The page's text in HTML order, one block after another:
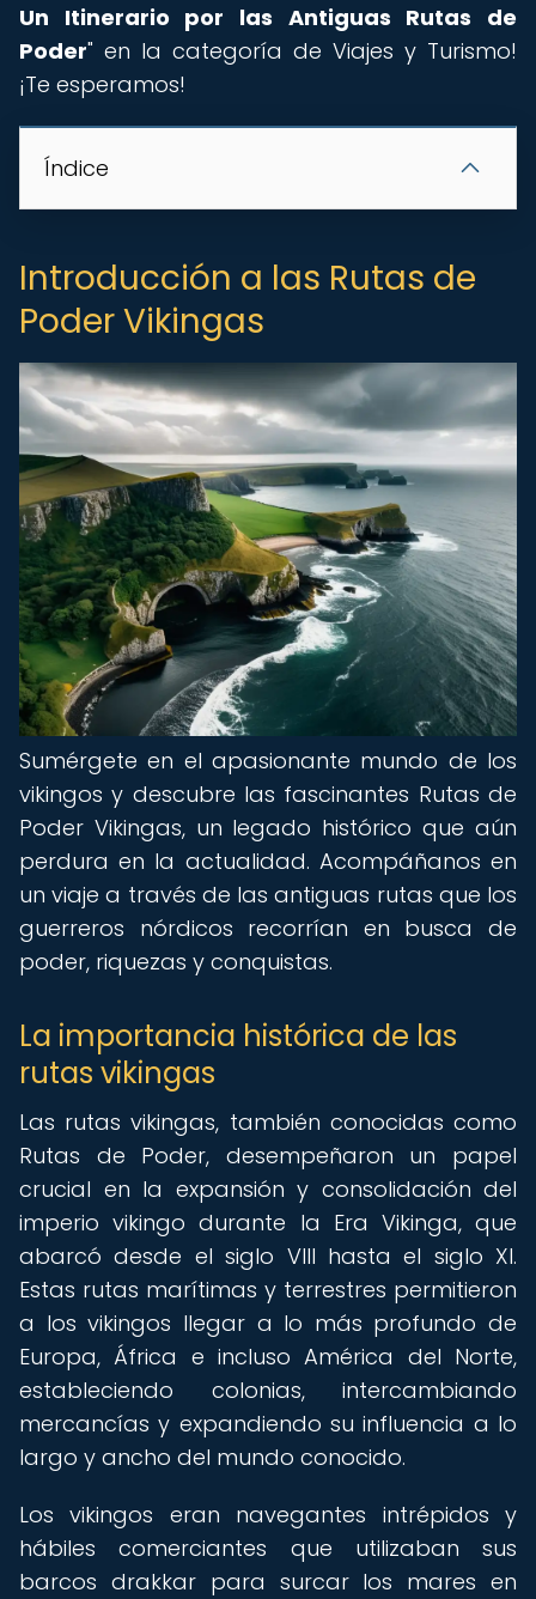
Un Itinerario por las Antiguas Rutas de
Poder" en la categoría de Viajes y Turismo!
¡Te esperamos!
Índice
Introducción a las Rutas de
Poder Vikingas
Sumérgete en el apasionante mundo de los
vikingos y descubre las fascinantes Rutas de
Poder Vikingas, un legado histórico que aún
perdura en la actualidad. Acompáñanos en
un viaje a través de las antiguas rutas que los
guerreros nórdicos recorrían en busca de
poder, riquezas y conquistas.
La importancia histórica de las
rutas vikingas
Las rutas vikingas, también conocidas como
Rutas de Poder, desempeñaron un papel
crucial en la expansión y consolidación del
imperio vikingo durante la Era Vikinga, que
abarcó desde el siglo VIII hasta el siglo XI.
Estas rutas marítimas y terrestres permitieron
a los vikingos llegar a lo más profundo de
Europa, África e incluso América del Norte,
estableciendo colonias, intercambiando
mercancías y expandiendo su influencia a lo
largo y ancho del mundo conocido.
Los vikingos eran navegantes intrépidos y
hábiles comerciantes que utilizaban sus
barcos drakkar para surcar los mares en